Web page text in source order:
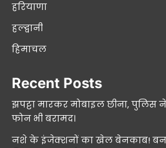
हरियाणा
हल्द्वानी
हिमाचल
Recent Posts
झपट्टा मारकर मोबाइल छीना, पुलिस
फोन भी बरामद।
नशे के इंजेक्शनों का खेल बेनकाब!